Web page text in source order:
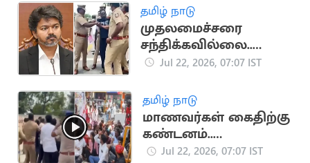
தமிழ் நாடு
முதலமைச்சரை
சந்திக்கவில்லை..
உண்மையை உடைத்த
Jul 22, 2026, 07:07 IST
தமிழ் நாடு
மாணவர்கள் கைதிற்கு
கண்டனம்..
திருவொற்றியூர்
Jul 22, 2026, 07:07 IST